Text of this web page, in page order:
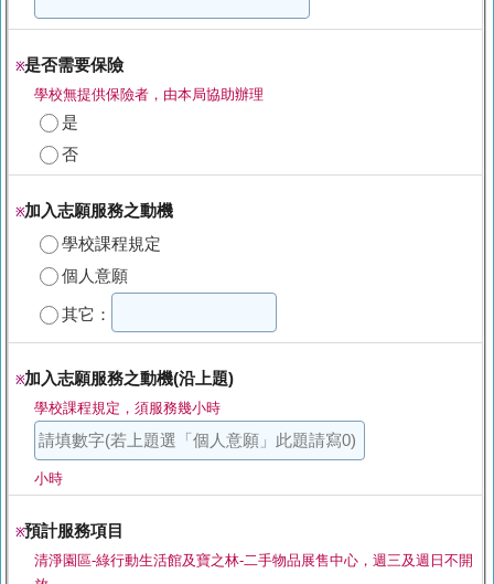
※是否需要保險
學校無提供保險者，由本局協助辦理
是
否
※加入志願服務之動機
學校課程規定
個人意願
其它：
※加入志願服務之動機(沿上題)
學校課程規定，須服務幾小時
小時
※預計服務項目
清淨園區-綠行動生活館及寶之林-二手物品展售中心，週三及週日不開